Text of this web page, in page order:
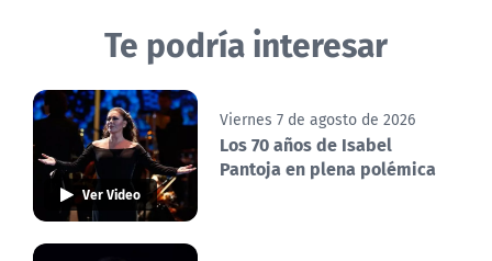
Te podría interesar
Ver Video
Viernes 7 de agosto de 2026
Los 70 años de Isabel
Pantoja en plena polémica